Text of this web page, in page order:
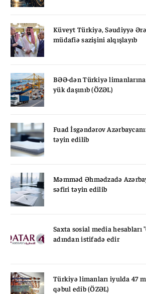
Küveyt Türkiyə, Səudiyyə
müdafiə sazişini alqışlayıb
BƏƏ-dən Türkiyə
yük daşınıb (ÖZƏL)
Fuad İsgəndərov
təyin edilib
Məmməd Əhmədzadə
səfiri təyin edilib
Saxta sosial media hesabları
adından istifadə edir
Türkiyə limanları iyulda 47
qəbul edib (ÖZƏL)